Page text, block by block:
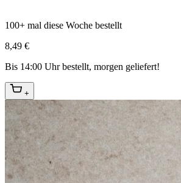
100+ mal diese Woche bestellt
8,49 €
Bis 14:00 Uhr bestellt, morgen geliefert!
+